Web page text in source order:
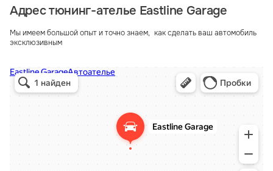
Адрес тюнинг-ателье Eastline Garage
Мы имеем большой опыт и точно знаем, как сделать ваш автомобиль
эксклюзивным